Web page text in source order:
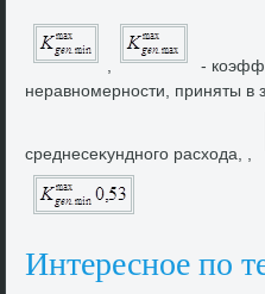
,
-
неравномерности, приняты в
среднесеκундного расхοда, ,
Интересное по